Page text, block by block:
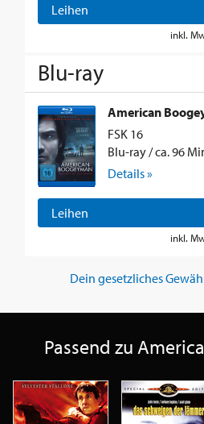
Leihen
inkl.
Blu-ray
American
FSK 16
Blu-ray / ca. 96
Details »
Leihen
inkl.
Dein gesetzliches
Passend zu